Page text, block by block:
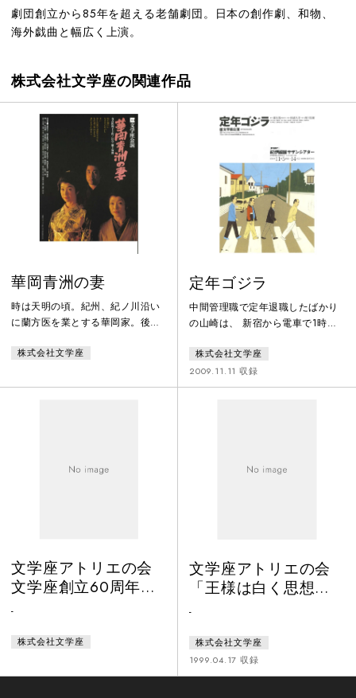
劇団創立から85年を超える老舗劇団。日本の創作劇、和物、
海外戯曲と幅広く上演。
株式会社文学座の関連作品
華岡青洲の妻
時は天明の頃。紀州、紀ノ川沿い
に蘭方医を業とする華岡家。後継
母の於継は近郷の名家の娘加恵を
姑の於継によく仕えた。於継も嫁
嫁の女の争いをつのらせる。一
株式会社文学座
定年ゴジラ
中間管理職で定年退職したばかり
の山崎は、 新宿から電車で1時間
『くぬぎ台』に住んでいる。 始発
で家を出て終電で帰宅するような
サラリーマン時代には、それほど
に町内のウォ―キングを始め、同
株式会社文学座
2009.11.11 収録
文学座アトリエの会
文学座創立60周年記
念「クロイツェル・
-
株式会社文学座
文学座アトリエの会
「王様は白く思想す
る」
-
株式会社文学座
1999.04.17 収録